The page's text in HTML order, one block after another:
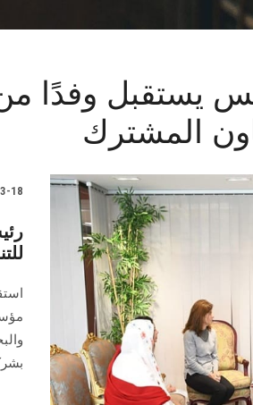
يستقبل وفدًا
المشترك
18